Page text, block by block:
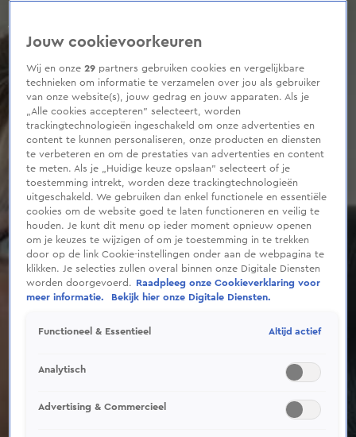
of
Jouw cookievoorkeuren
Wij en onze29 partners gebruiken cookies en vergelijkbare
technieken om informatie te verzamelen over jou als gebruiker
van onze website(s), jouw gedrag en jouw apparaten. Als je
„Alle cookies accepteren” selecteert, worden
trackingtechnologieën ingeschakeld om onze advertenties en
content te kunnen personaliseren, onze producten en diensten
te verbeteren en om de prestaties van advertenties en content
te meten. Als je „Huidige keuze opslaan” selecteert of je
toestemming intrekt, worden deze trackingtechnologieën
uitgeschakeld. We gebruiken dan enkel functionele en essentiële
cookies om de website goed te laten functioneren en veilig te
houden. Je kunt dit menu op ieder moment opnieuw openen
om je keuzes te wijzigen of om je toestemming in te trekken
door op de link Cookie-instellingen onder aan de webpagina te
klikken. Je selecties zullen overal binnen onze Digitale Diensten
worden doorgevoerd.
Raadpleeg onze Cookieverklaring voor
meer informatie.
Bekijk hier onze Digitale Diensten.
Functioneel & Essentieel Altijd actief
Analytisch
Advertising & Commercieel